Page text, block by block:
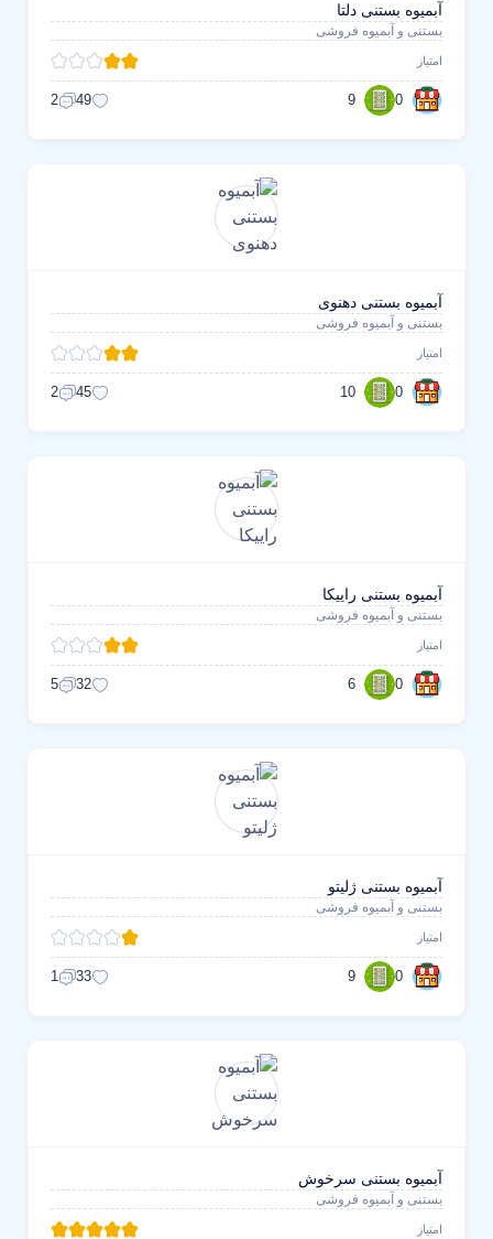
آبمیوه بستنی دلتا
بستنی و آبمیوه فروشی
امتیاز
0
9
49
2
آبمیوه بستنی دهنوی
بستنی و آبمیوه فروشی
امتیاز
0
10
45
2
آبمیوه بستنی راییکا
بستنی و آبمیوه فروشی
امتیاز
0
6
32
5
آبمیوه بستنی ژلیتو
بستنی و آبمیوه فروشی
امتیاز
0
9
33
1
آبمیوه بستنی سرخوش
بستنی و آبمیوه فروشی
امتیاز